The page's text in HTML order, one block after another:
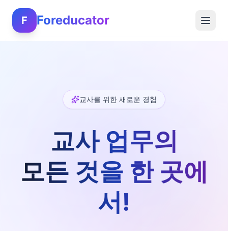
F Foreducator
교사를 위한 새로운 경험
교사 업무의
모든 것을 한 곳에
서!